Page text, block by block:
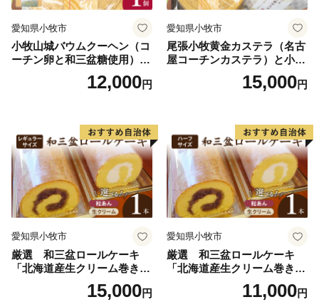
愛知県小牧市
小牧山城バウムクーヘン（コ
ーチン卵と和三盆糖使用）
名古屋コーチン バームクー
ヘン 和三盆 小牧銘菓 バウム
12,000円
愛知県小牧市
尾張小牧黄金カステラ（名古
屋コーチンカステラ）と小牧
山城バウムクーヘン（コーチ
ン卵と和三盆糖使用）のセッ
三盆 小牧銘菓 バウムクーヘ
ン 常温 愛知県 小牧市 アンプ
チベアやぐま
15,000円
愛知県小牧市
厳選 和三盆ロールケーキ
「北海道産生クリーム巻き」
または「北海道産粒あん巻
き」（サイズ：レギュラー）
15,000円
愛知県小牧市
厳選 和三盆ロールケーキ
「北海道産生クリーム巻き」
または「北海道産粒あん巻
き」（サイズ：ハーフ） 和
11,000円